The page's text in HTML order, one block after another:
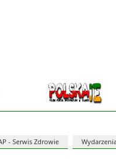
- Serwis Zdrowie